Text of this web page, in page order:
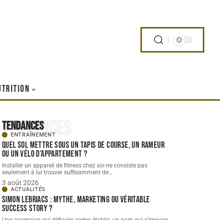
Tendances
Tendances
ENTRAÎNEMENT
Quel sol mettre sous un tapis de course, un rameur
ou un vélo d’appartement ?
Installer un appareil de fitness chez soi ne consiste pas
seulement à lui trouver suffisamment de…
3 août 2026
ACTUALITÉS
Simon Lebriacs : mythe, marketing ou véritable
success story ?